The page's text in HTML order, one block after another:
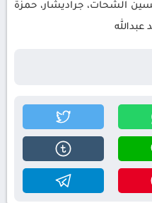
الشحات، جراديشار، حمزة